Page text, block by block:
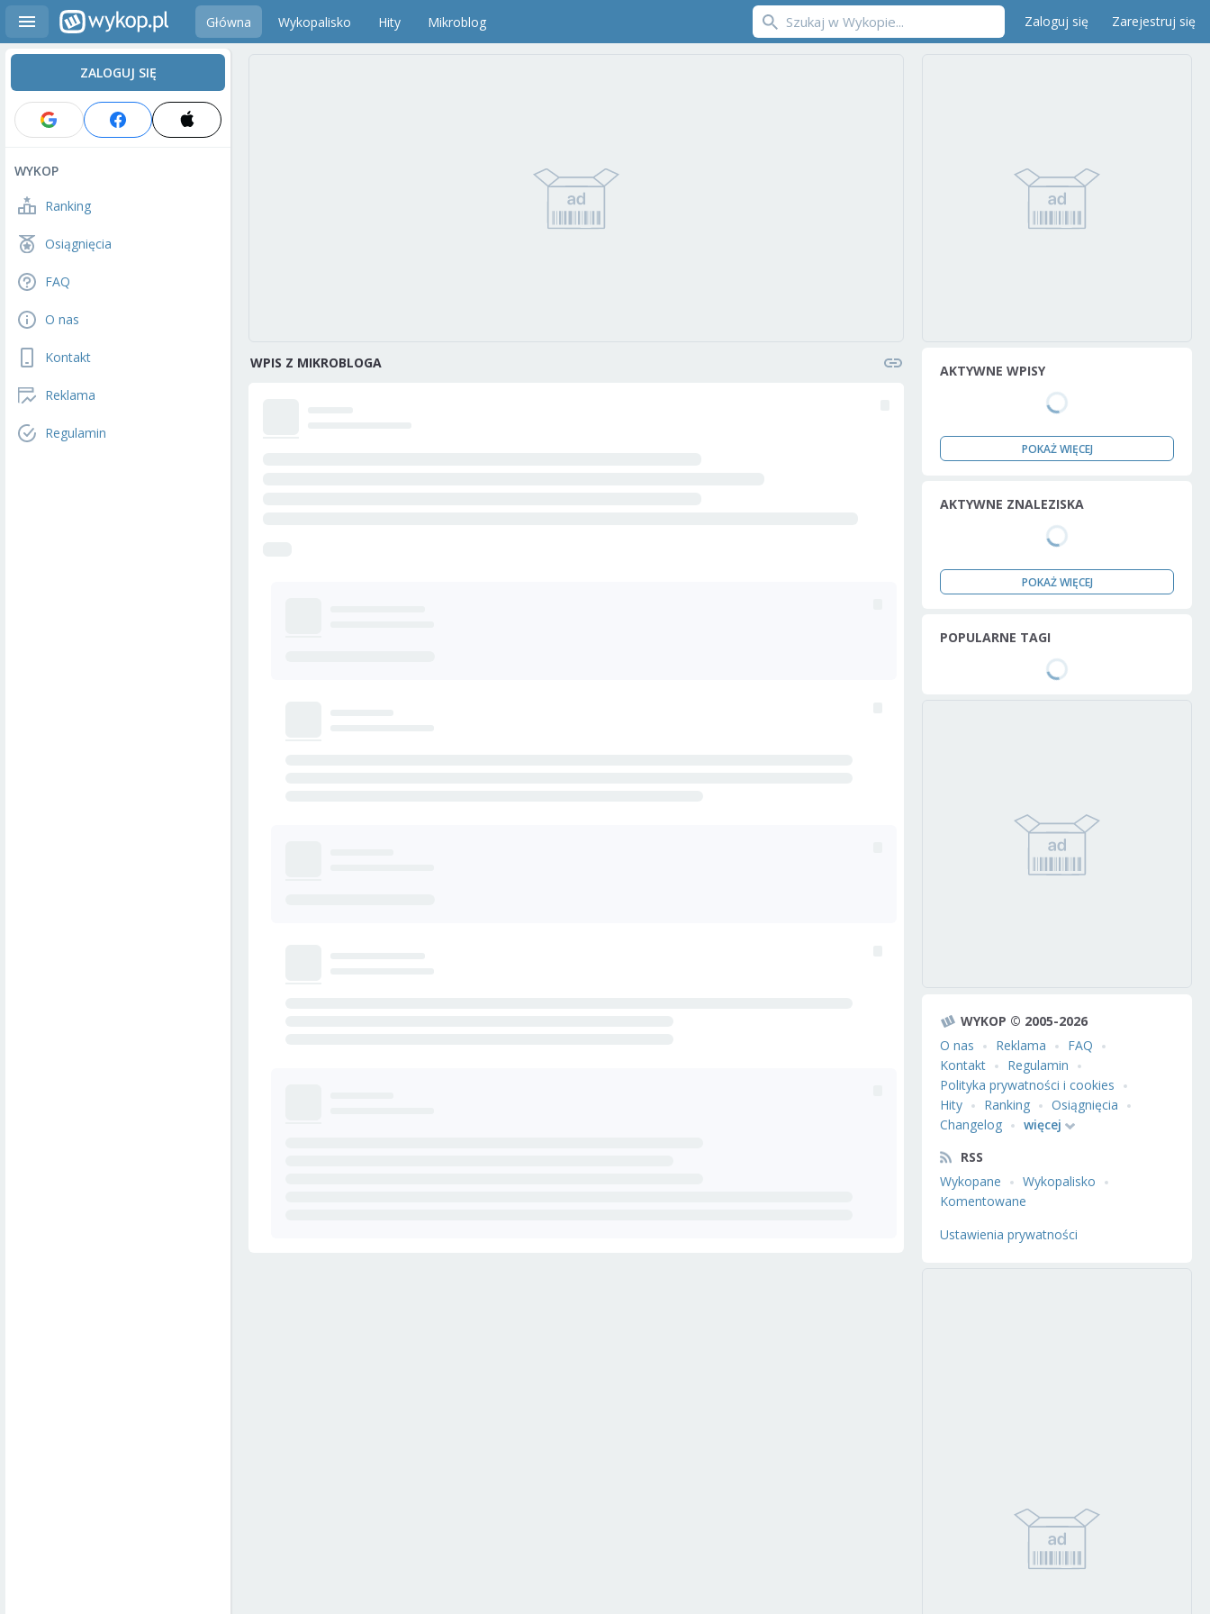
Główna Wykopalisko Hity Mikroblog Zaloguj się Zarejestruj się
ZALOGUJ SIĘ
WYKOP
Ranking
Osiągnięcia
FAQ
O nas
Kontakt
Reklama
Regulamin
WPIS Z MIKROBLOGA AKTYWNE WPISY
POKAŻ WIĘCEJ
AKTYWNE ZNALEZISKA
POKAŻ WIĘCEJ
POPULARNE TAGI
WYKOP © 2005-2026
O nas
Reklama
FAQ
Kontakt
Regulamin
Polityka prywatności i cookies
Hity
Ranking
Osiągnięcia
Changelog
więcej
RSS
Wykopane
Wykopalisko
Komentowane
Ustawienia prywatności